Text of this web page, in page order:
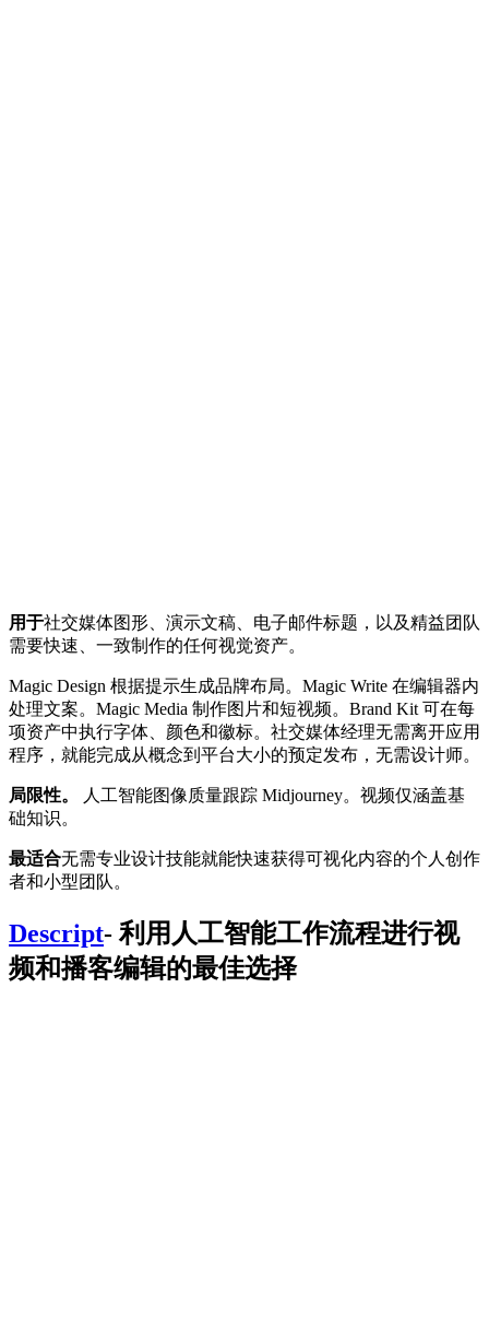
用于社交媒体图形、演示文稿、电子邮件标题，以及精益团队
需要快速、一致制作的任何视觉资产。
Magic Design 根据提示生成品牌布局。Magic Write 在编辑器内
处理文案。Magic Media 制作图片和短视频。Brand Kit 可在每
项资产中执行字体、颜色和徽标。社交媒体经理无需离开应用
程序，就能完成从概念到平台大小的预定发布，无需设计师。
局限性。
人工智能图像质量跟踪 Midjourney。视频仅涵盖基
础知识。
最适合无需专业设计技能就能快速获得可视化内容的个人创作
者和小型团队。
Descript- 利用人工智能工作流程进行视
频和播客编辑的最佳选择